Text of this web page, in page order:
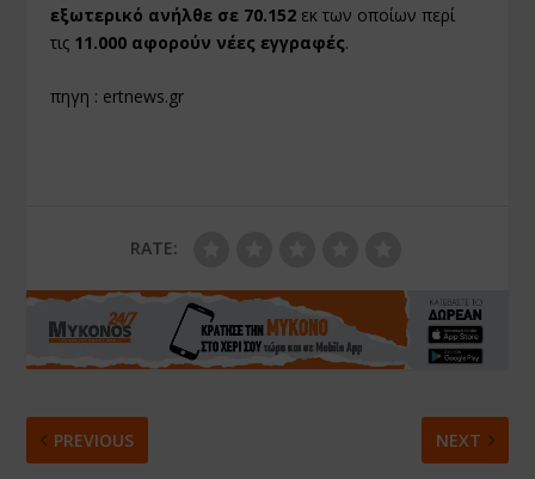
εξωτερικό ανήλθε σε 70.152 εκ των οποίων περί
τις 11.000 αφορούν νέες εγγραφές.
πηγη : ertnews.gr
RATE:
PREVIOUS NEXT